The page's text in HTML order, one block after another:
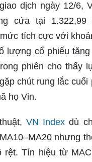
dịch ngày 12/6,
cửa tại 1.322,99
tích cực với
lượng cổ phiếu
phiên cho thấy
chút rung lắc cuối
họ Vin.
VN Indexdù
nhưng
rệt. Tín hiệu từ